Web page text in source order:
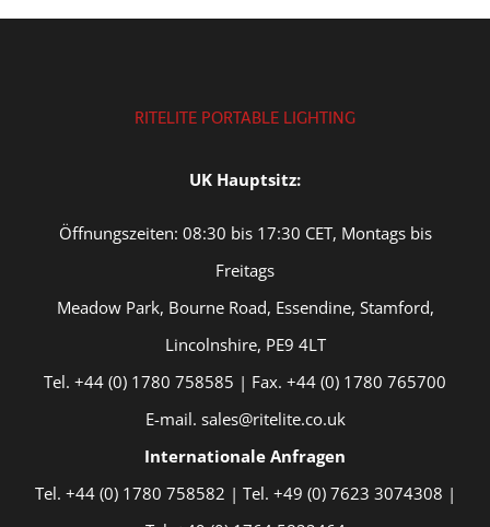
RITELITE PORTABLE LIGHTING
UK Hauptsitz:
Öffnungszeiten: 08:30 bis 17:30 CET, Montags bis
Freitags
Meadow Park, Bourne Road, Essendine, Stamford,
Lincolnshire, PE9 4LT
Tel. +44 (0) 1780 758585 | Fax. +44 (0) 1780 765700
E-mail. sales@ritelite.co.uk
Internationale Anfragen
Tel. +44 (0) 1780 758582 | Tel. +49 (0) 7623 3074308 |